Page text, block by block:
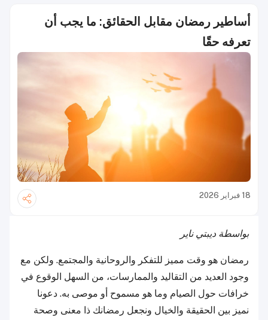
أساطير رمضان مقابل الحقائق: ما يجب أن
تعرفه حقًا
18 فبراير 2026
بواسطة ديبتي ناير
رمضان هو وقت مميز للتفكر والروحانية والمجتمع. ولكن مع
وجود العديد من التقاليد والممارسات، من السهل الوقوع في
خرافات حول الصيام وما هو مسموح أو موصى به. دعونا
نميز بين الحقيقة والخيال ونجعل رمضانك ذا معنى وصحة